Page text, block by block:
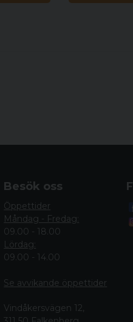
Besök oss
Öppettider
Måndag - Fredag:
09.00 - 18.00
Lördag:
09.00 - 14.00
Se avvikande öppettider
Vindåkersvägen 12,